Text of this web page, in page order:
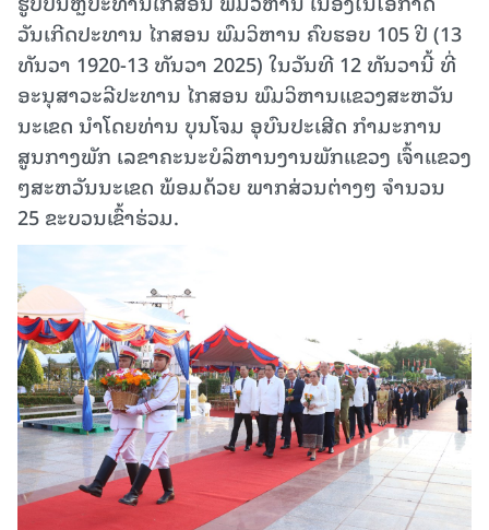
ວັນເກີດປະທານ ໄກສອນ ພົມວິຫານ ຄົບຮອບ 105 ປີ (13
ທັນວາ 1920-13 ທັນວາ 2025) ໃນວັນທີ 12 ທັນວານີ້ ທີ່
ອະນຸສາວະລີປະທານ ໄກສອນ ພົມວິຫານແຂວງສະຫວັນ
ນະເຂດ ນໍາໂດຍທ່ານ ບຸນໂຈມ ອຸບົນປະເສີດ ກຳມະການ
ສູນກາງພັກ ເລຂາຄະນະບໍລິຫານງານພັກແຂວງ ເຈົ້າແຂວງ
ໆສະຫວັນນະເຂດ ພ້ອມດ້ວຍ ພາກສ່ວນຕ່າງໆ ຈໍານວນ
25 ຂະບວນເຂົ້າຮ່ວມ.